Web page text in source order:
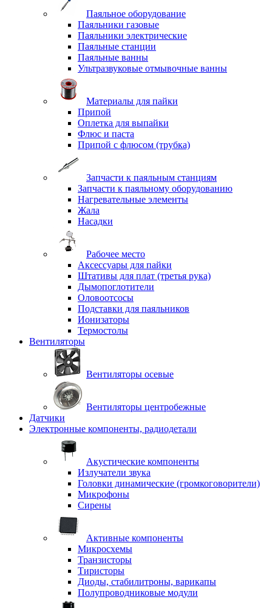
Паяльное оборудование
Паяльники газовые
Паяльники электрические
Паяльные станции
Паяльные ванны
Ультразвуковые отмывочные ванны
Материалы для пайки
Припой
Оплетка для выпайки
Флюс и паста
Припой с флюсом (трубка)
Запчасти к паяльным станциям
Запчасти к паяльному оборудованию
Нагревательные элементы
Жала
Насадки
Рабочее место
Аксессуары для пайки
Штативы для плат (третья рука)
Дымопоглотители
Оловоотсосы
Подставки для паяльников
Ионизаторы
Термостолы
Вентиляторы
Вентиляторы осевые
Вентиляторы центробежные
Датчики
Электронные компоненты, радиодетали
Акустические компоненты
Излучатели звука
Головки динамические (громкоговорители)
Микрофоны
Сирены
Активные компоненты
Микросхемы
Транзисторы
Тиристоры
Диоды, стабилитроны, варикапы
Полупроводниковые модули